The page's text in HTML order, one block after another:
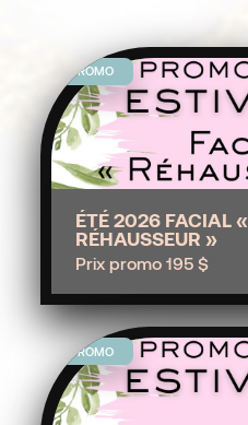
ÉTÉ 2026 FACIAL «
RÉHAUSSEUR »
Prix promo 195 $
PROMO
PROMO